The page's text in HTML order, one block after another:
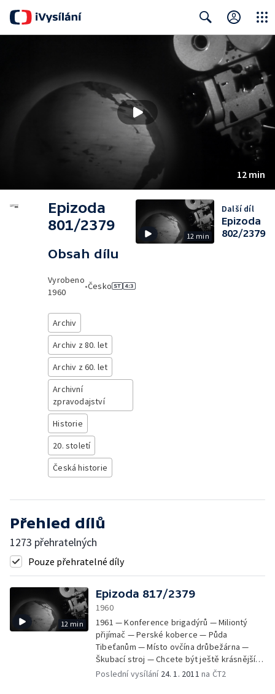
Search Close
12 min
Epizoda
801/2379
Obsah dílu
Vyrobeno
1960
•Česko
Archiv
Archiv z 80. let
Archiv z 60. let
Archivní
zpravodajství
Historie
20. století
Česká historie
12 min
Další díl
Epizoda
802/2379
Přehled dílů
1273 přehratelných
Pouze přehratelné díly
12 min
Epizoda 817/2379
1960
1961 — Konference brigadýrů — Miliontý
přijímač — Perské koberce — Půda
Tibeťanům — Místo ovčína drůbežárna —
Škubací stroj — Chcete být ještě krásnější?
— Skokani ve Vysokém nad Jizerou —
Poslední vysílání 24. 1. 2011 na ČT2